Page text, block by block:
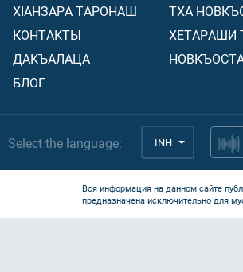
ХIАНЗАРА ТАРОНАШ
КОНТАКТЫ
ДАКЪАЛАЦА
БЛОГ
ТХА
ХЕТАРАШИ
Select the language: INH
Вся информация на данном сайте
предназначена исключительно для